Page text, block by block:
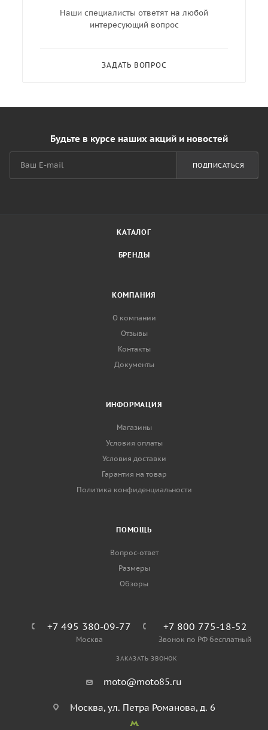
Наши специалисты ответят на любой
интересующий вопрос
ЗАДАТЬ ВОПРОС
Будьте в курсе наших акций и новостей
ПОДПИСАТЬСЯ
КАТАЛОГ
БРЕНДЫ
КОМПАНИЯ
О компании
Отзывы
Контакты
Документы
ИНФОРМАЦИЯ
Магазины
Условия оплаты
Условия доставки
Гарантия на товар
Политика конфиденциальности
ПОМОЩЬ
Вопрос-ответ
Размеры
Обзоры
+7 495 380-09-77
Москва
+7 800 775-18-52
Звонок по РФ бесплатный
ЗАКАЗАТЬ ЗВОНОК
moto@moto85.ru
Москва, ул. Петра Романова, д. 6